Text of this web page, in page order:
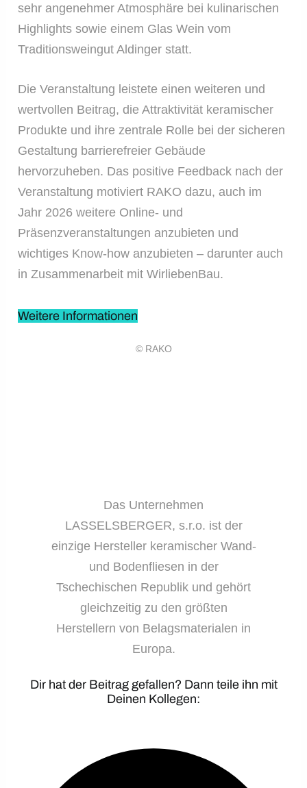
sehr angenehmer Atmosphäre bei kulinarischen
Highlights sowie einem Glas Wein vom
Traditionsweingut Aldinger statt.
Die Veranstaltung leistete einen weiteren und
wertvollen Beitrag, die Attraktivität keramischer
Produkte und ihre zentrale Rolle bei der sicheren
Gestaltung barrierefreier Gebäude
hervorzuheben. Das positive Feedback nach der
Veranstaltung motiviert RAKO dazu, auch im
Jahr 2026 weitere Online- und
Präsenzveranstaltungen anzubieten und
wichtiges Know-how anzubieten – darunter auch
in Zusammenarbeit mit WirliebenBau.
Weitere Informationen
© RAKO
Das Unternehmen
LASSELSBERGER, s.r.o. ist der
einzige Hersteller keramischer Wand-
und Bodenfliesen in der
Tschechischen Republik und gehört
gleichzeitig zu den größten
Herstellern von Belagsmaterialen in
Europa.
Dir hat der Beitrag gefallen? Dann teile ihn mit
Deinen Kollegen: